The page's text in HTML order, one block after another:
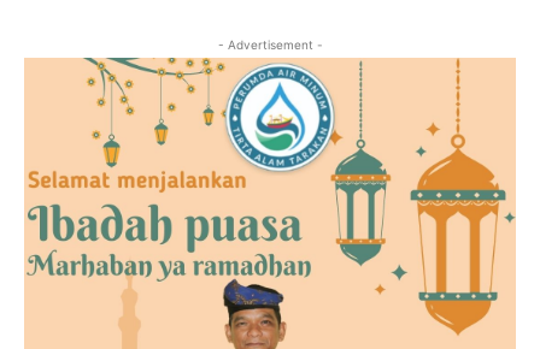
- Advertisement -